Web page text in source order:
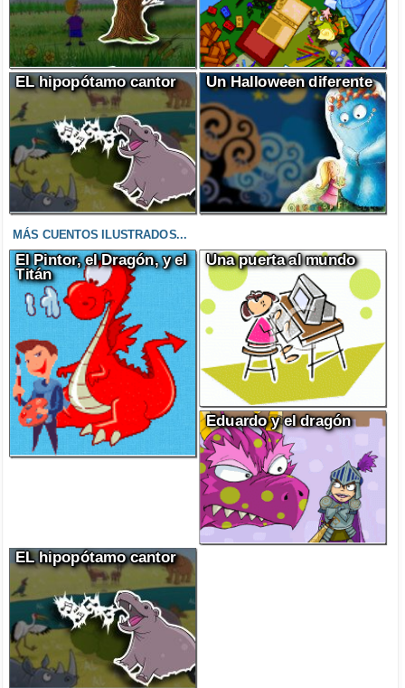
EL hipopótamo cantor Un Halloween diferente
MÁS CUENTOS ILUSTRADOS...
El Pintor, el Dragón, y el
Titán
Una puerta al mundo
Eduardo y el dragón
EL hipopótamo cantor